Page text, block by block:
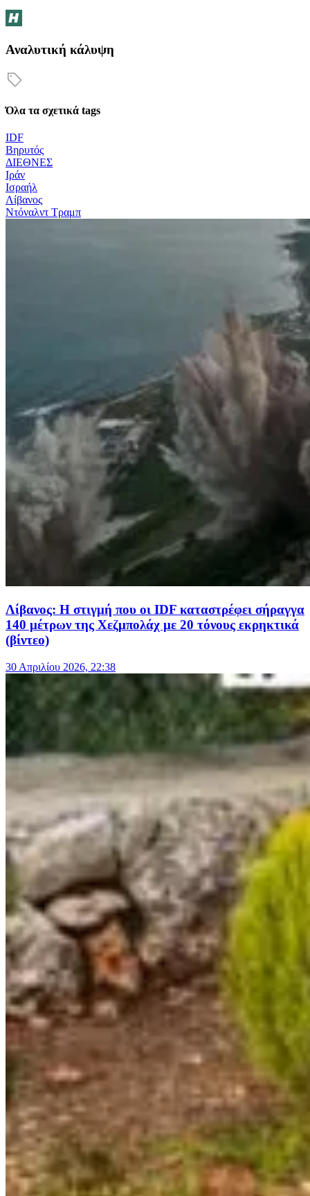
Αναλυτική κάλυψη
Όλα τα σχετικά tags
IDF
Βηρυτός
ΔΙΕΘΝΕΣ
Ιράν
Ισραήλ
Λίβανος
Ντόναλντ Τραμπ
Λίβανος: Η στιγμή που οι IDF καταστρέφει σήραγγα
140 μέτρων της Χεζμπολάχ με 20 τόνους εκρηκτικά
(βίντεο)
30 Απριλίου 2026, 22:38